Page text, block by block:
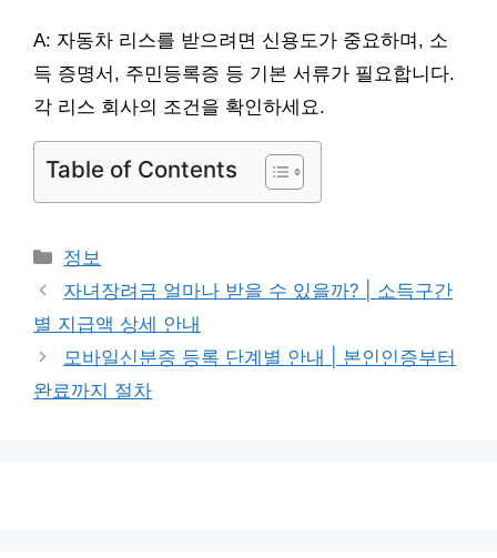
A: 자동차 리스를 받으려면 신용도가 중요하며, 소
득 증명서, 주민등록증 등 기본 서류가 필요합니다.
각 리스 회사의 조건을 확인하세요.
Table of Contents
카
테
리
정보
자녀장려금 얼마나 받을 수 있을까? | 소득구간
별 지급액 상세 안내
모바일신분증 등록 단계별 안내 | 본인인증부터
완료까지 절차